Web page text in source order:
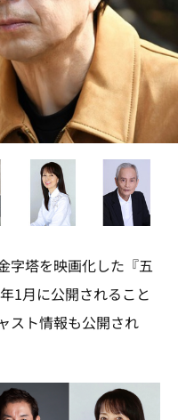
字塔を映画化した『五
1月に公開されること
スト情報も公開され